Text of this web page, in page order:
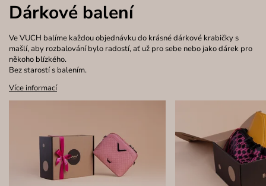
Dárkové balení
Ve VUCH balíme každou objednávku do krásné dárkové krabičky s
mašlí, aby rozbalování bylo radostí, ať už pro sebe nebo jako dárek pro
někoho blízkého.
Bez starostí s balením.
Více informací